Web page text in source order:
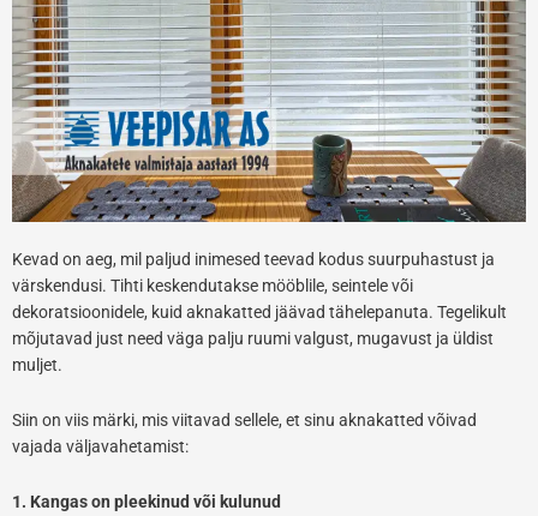
Kevad on aeg, mil paljud inimesed teevad kodus suurpuhastust ja
värskendusi. Tihti keskendutakse mööblile, seintele või
dekoratsioonidele, kuid aknakatted jäävad tähelepanuta. Tegelikult
mõjutavad just need väga palju ruumi valgust, mugavust ja üldist
muljet.
Siin on viis märki, mis viitavad sellele, et sinu aknakatted võivad
vajada väljavahetamist:
1. Kangas on pleekinud või kulunud